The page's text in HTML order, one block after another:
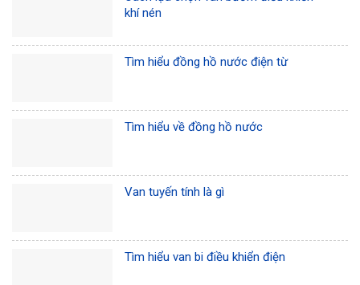
khí nén
Tìm hiểu đồng hồ nước điện từ
Tìm hiểu về đồng hồ nước
Van tuyến tính là gì
Tìm hiểu van bi điều khiển điện